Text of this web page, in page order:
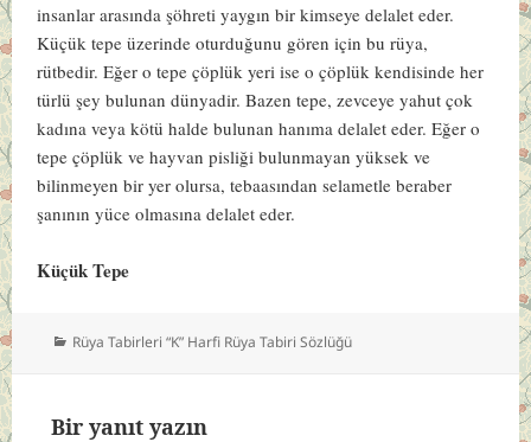
insanlar arasında şöhreti yaygın bir kimseye delalet eder.
Küçük tepe üzerinde oturduğunu gören için bu rüya,
rütbedir. Eğer o tepe çöplük yeri ise o çöplük kendisinde her
türlü şey bulunan dünyadir. Bazen tepe, zevceye yahut çok
kadına veya kötü halde bulunan hanıma delalet eder. Eğer o
tepe çöplük ve hayvan pisliği bulunmayan yüksek ve
bilinmeyen bir yer olursa, tebaasından selametle beraber
şanının yüce olmasına delalet eder.
Küçük Tepe
Kategoriler
Rüya Tabirleri “K” Harfi Rüya Tabiri Sözlüğü
Bir yanıt yazın